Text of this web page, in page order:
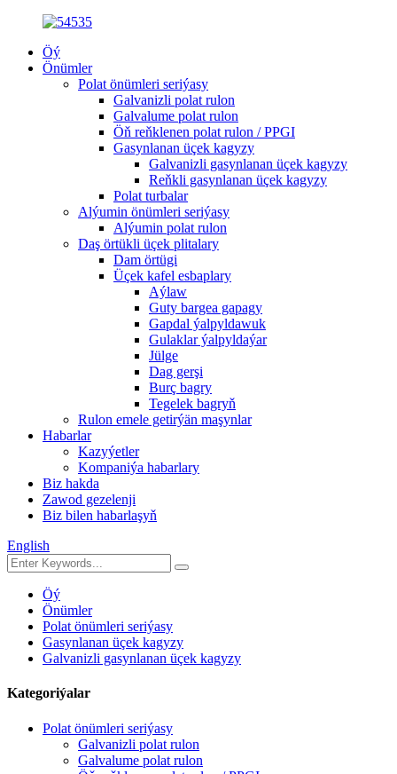
Öý
Önümler
Polat önümleri seriýasy
Galvanizli polat rulon
Galvalume polat rulon
Öň reňklenen polat rulon / PPGI
Gasynlanan üçek kagyzy
Galvanizli gasynlanan üçek kagyzy
Reňkli gasynlanan üçek kagyzy
Polat turbalar
Alýumin önümleri seriýasy
Alýumin polat rulon
Daş örtükli üçek plitalary
Dam örtügi
Üçek kafel esbaplary
Aýlaw
Guty bargea gapagy
Gapdal ýalpyldawuk
Gulaklar ýalpyldaýar
Jülge
Dag gerşi
Burç bagry
Tegelek bagryň
Rulon emele getirýän maşynlar
Habarlar
Kazyýetler
Kompaniýa habarlary
Biz hakda
Zawod gezelenji
Biz bilen habarlaşyň
English
Öý
Önümler
Polat önümleri seriýasy
Gasynlanan üçek kagyzy
Galvanizli gasynlanan üçek kagyzy
Kategoriýalar
Polat önümleri seriýasy
Galvanizli polat rulon
Galvalume polat rulon